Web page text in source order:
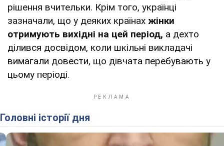
рішення вчительки. Крім того, українці
зазначали, що у деяких країнах жінки
отримують вихідні на цей період, а дехто
ділився досвідом, коли шкільні викладачі
вимагали довести, що дівчата перебувають у
цьому періоді.
Головні історії дня